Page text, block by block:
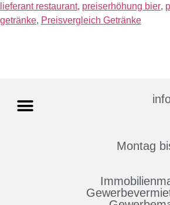
lieferant restaurant, preiserhöhung bier,
getränke, Preisvergleich Getränke
Montag